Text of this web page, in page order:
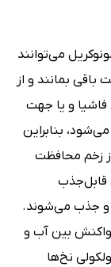
می‌توانند
از 3 ماه در بافت باقی بمانند و از
فاشیا و یا جهت
بنابراین
زخم محافظت
قابل‌جذب
و جذب می‌شوند.
واکنش بین آب و
نخ‌ها